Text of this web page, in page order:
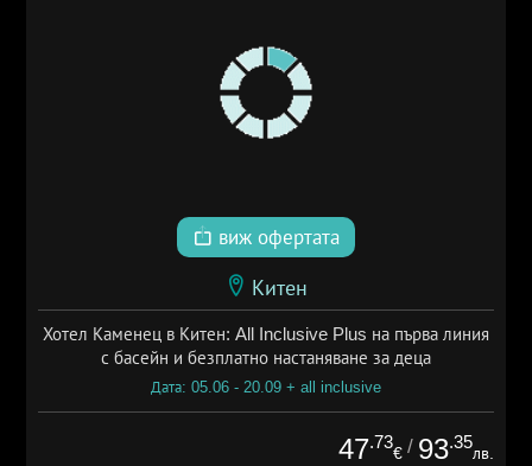
виж офертата
Китен
Хотел Каменец в Китен: All Inclusive Plus на първа линия
с басейн и безплатно настаняване за деца
Дата: 05.06 - 20.09 + all inclusive
47.73
€ / 93.35
лв.